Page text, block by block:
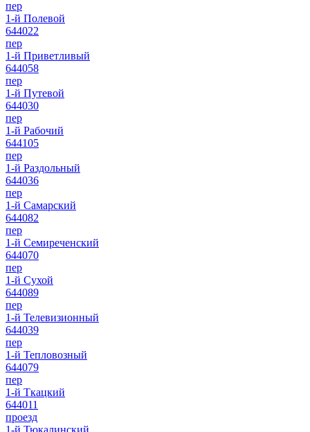
пер
1-й Полевой
644022
пер
1-й Приветливый
644058
пер
1-й Путевой
644030
пер
1-й Рабочий
644105
пер
1-й Раздольный
644036
пер
1-й Самарский
644082
пер
1-й Семиреченский
644070
пер
1-й Сухой
644089
пер
1-й Телевизионный
644039
пер
1-й Тепловозный
644079
пер
1-й Ткацкий
644011
проезд
1-й Тюкалинский